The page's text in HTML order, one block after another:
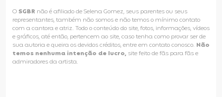
O SGBR não é afiliado de Selena Gomez, seus parentes ou seus
representantes, também não somos e não temos o mínimo contato
com a cantora e atriz. Todo o conteúdo do site, fotos, informações, vídeos
e gráficos, até então, pertencem ao site, caso tenha como provar ser de
sua autoria e queira os devidos créditos, entre em contato conosco. Não
temos nenhuma intenção de lucro, site feito de fãs para fãs e
admiradores da artista.